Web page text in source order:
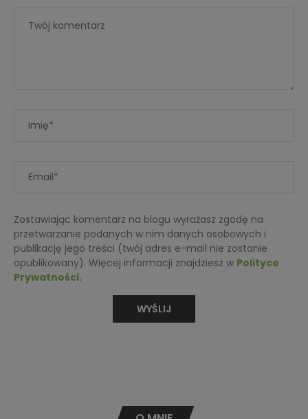
przetwarzanie podanych w nim danych osobowych i
publikację jego treści (twój adres e-mail nie zostanie
opublikowany). Więcej informacji znajdziesz wPolityce
Prywatności.
O MNIE